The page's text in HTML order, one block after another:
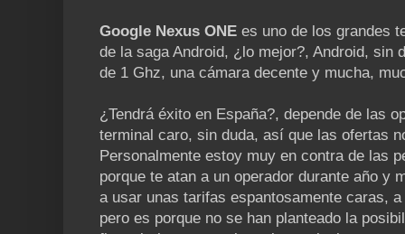
Google Nexus ONE es uno de los grandes
de la saga Android, ¿lo mejor?, Android, sin
de 1 Ghz, una cámara decente y mucha,
¿Tendrá éxito en España?, depende de las
terminal caro, sin duda, así que las ofertas
Personalmente estoy muy en contra de las
porque te atan a un operador durante año y
a usar unas tarifas espantosamente caras,
pero es porque no se han planteado la